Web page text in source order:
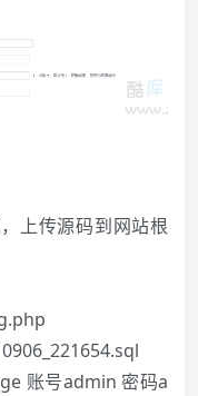
上传源码到网站根
账号admin 密码a